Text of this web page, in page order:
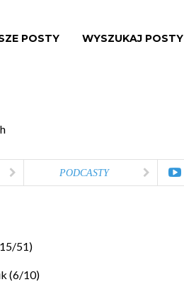
POSTY WYSZUKAJ POSTY
PODCASTY
15/51)
(6/10)